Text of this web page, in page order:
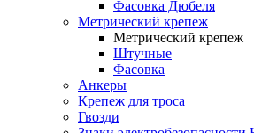
Фасовка Дюбеля
Метрический крепеж
Метрический крепеж
Штучные
Фасовка
Анкеры
Крепеж для троса
Гвозди